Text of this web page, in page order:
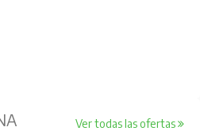
Ver todas las ofertas